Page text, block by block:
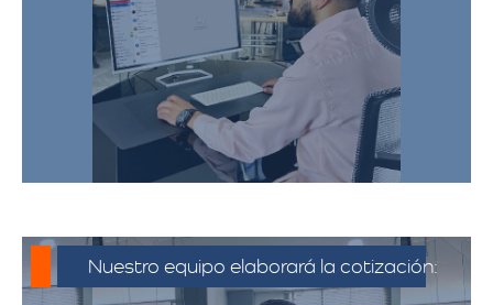
sobre la mudanza, incluyendo la dirección
de origen y destino, el tipo y cantidad de
pertenencias.​
Nuestro equipo elaborará la cotización: